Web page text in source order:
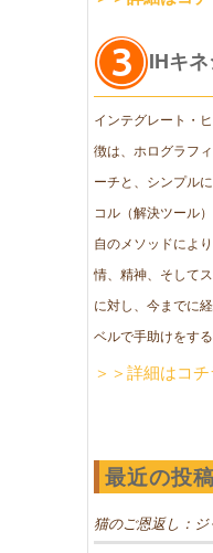
IHキ
インテグレート・
徴は、ホログラフ
ーチと、シンプル
コル（解決ツール
自のメソッドによ
情、精神、そして
に対し、今までに
ベルで手助けをす
＞＞詳細はコチ
最近の投稿
猫のご恩返し：